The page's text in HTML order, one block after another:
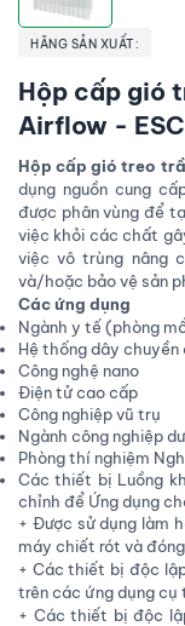
HÃNG SẢN XUẤT:
Hộp cấp gió
Airflow -
Hộp cấp gió treo
dụng nguồn cung
được phân vùng để
việc khỏi các chất
việc vô trùng nâng
và/hoặc bảo vệ sản
Các ứng dụng
Ngành y tế (phòng
Hệ thống dây chuyền
Công nghệ nano
Điện tử cao cấp
Công nghiệp vũ trụ
Ngành công nghiệp
Phòng thí nghiệm
Các thiết bị Luồng
chỉnh để Ứng dụng
+ Được sử dụng làm
máy chiết rót và
+ Các thiết bị độc
trên các ứng dụng cụ
+ Các thiết bị độc